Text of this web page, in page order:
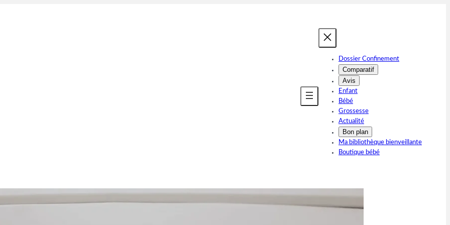
Dossier Confinement
Comparatif
Avis
Enfant
Bébé
Grossesse
Actualité
Bon plan
Ma bibliothèque bienveillante
Boutique bébé